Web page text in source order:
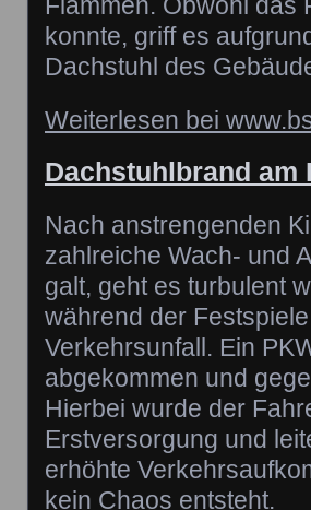
konnte, griff es
Dachstuhl des
Weiterlesen bei
Dachstuhlbrand am
Nach anstrengenden
zahlreiche Wach- und
galt, geht es turbulent
während der
Verkehrsunfall. Ein
abgekommen und
Hierbei wurde der
Erstversorgung und
erhöhte
kein Chaos entsteht.